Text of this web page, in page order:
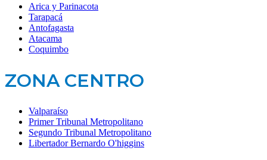
Arica y Parinacota
Tarapacá
Antofagasta
Atacama
Coquimbo
ZONA CENTRO
Valparaíso
Primer Tribunal Metropolitano
Segundo Tribunal Metropolitano
Libertador Bernardo O'higgins